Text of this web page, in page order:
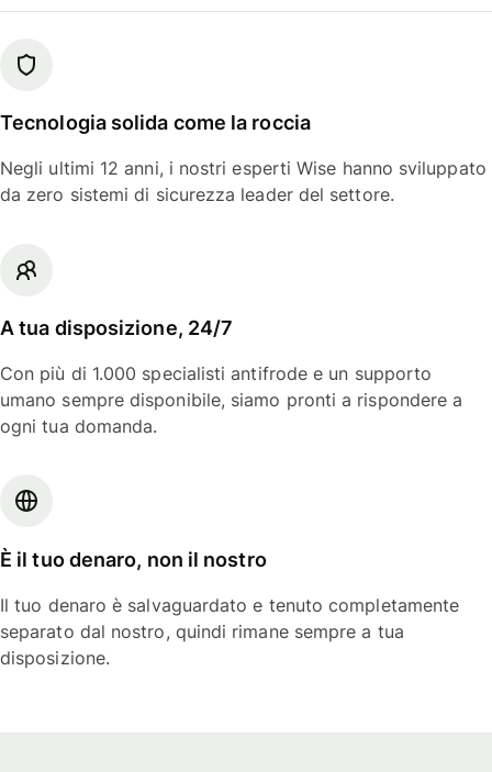
Tecnologia solida come la roccia
Negli ultimi 12 anni, i nostri esperti Wise hanno sviluppato
da zero sistemi di sicurezza leader del settore.
A tua disposizione, 24/7
Con più di 1.000 specialisti antifrode e un supporto
umano sempre disponibile, siamo pronti a rispondere a
ogni tua domanda.
È il tuo denaro, non il nostro
Il tuo denaro è salvaguardato e tenuto completamente
separato dal nostro, quindi rimane sempre a tua
disposizione.